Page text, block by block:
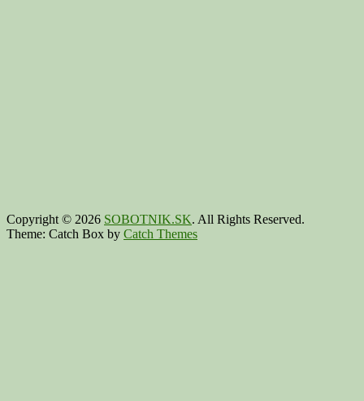
Copyright © 2026 SOBOTNIK.SK. All Rights Reserved.
Theme: Catch Box by Catch Themes